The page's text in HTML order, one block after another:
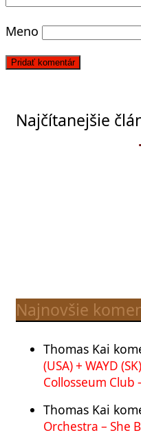
Meno
Najčítanejšie
Najnovšie
Thomas Kai
(USA) + WAYD
Collosseum Club
Thomas Kai
Orchestra – She